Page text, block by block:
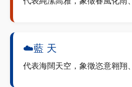
☁️藍 天
代表海闊天空，象徵恣意翱翔、